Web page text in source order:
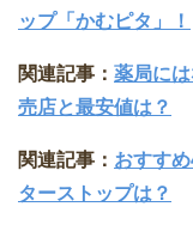
ップ「かむピタ」！
関連記事： 薬局に
売店と最安値は？
関連記事： おすす
ターストップは？